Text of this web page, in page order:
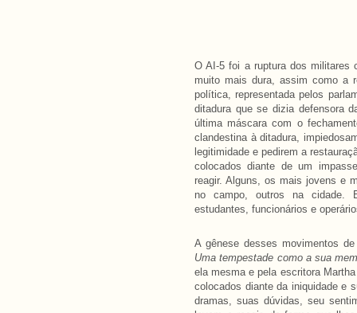
O AI-5 foi a ruptura dos militares
muito mais dura, assim como a
política, representada pelos
ditadura que se dizia defensora
última máscara com o
clandestina à ditadura,
legitimidade e pedirem a
colocados diante de um
reagir. Alguns, os mais jovens e
no campo, outros na cidade.
estudantes, funcionários e
A gênese desses movimentos
Uma tempestade como a sua
ela mesma e pela escritora
colocados diante da iniquidade e
dramas, suas dúvidas, seu